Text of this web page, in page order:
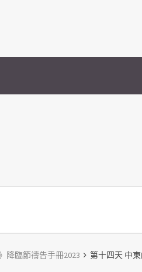
降臨節禱告手冊2023 第十四天 中